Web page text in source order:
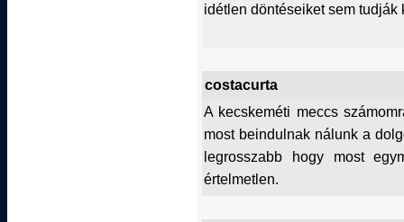
idétlen döntéseiket sem tudják
costacurta
A kecskeméti meccs
most beindulnak nálunk a
legrosszabb hogy most
értelmetlen.